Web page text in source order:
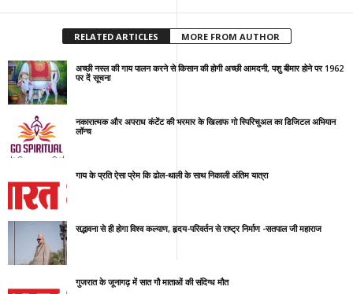
RELATED ARTICLES MORE FROM AUTHOR
अच्छी नस्ल की गाय पालन करने से किसान की होगी अच्छी आमदनी, पशु बीमार होने पर 1962
पर दें सूचना
नकारात्मक और अपराध कंटेंट की भरमार के खिलाफ गो स्पिरिचुअल का डिजिटल अभियान
लॉन्च
गाय के प्रति ऐसा प्रेम कि ढोल-थाली के साथ निकाली अंतिम यात्रा
सद्भावना से ही होगा विश्व कल्याण, हृदय-परिवर्तन से राष्ट्र निर्माण -सतपाल जी महाराज
गुजरात के जूनागढ़ में सात गौ माताओं की संदिग्ध मौत